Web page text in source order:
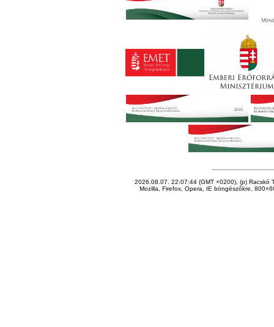
2026.08.07. 22:07:44 (GMT +0200), (p) Racskó
Mozilla, Firefox, Opera, IE böngészőkre,